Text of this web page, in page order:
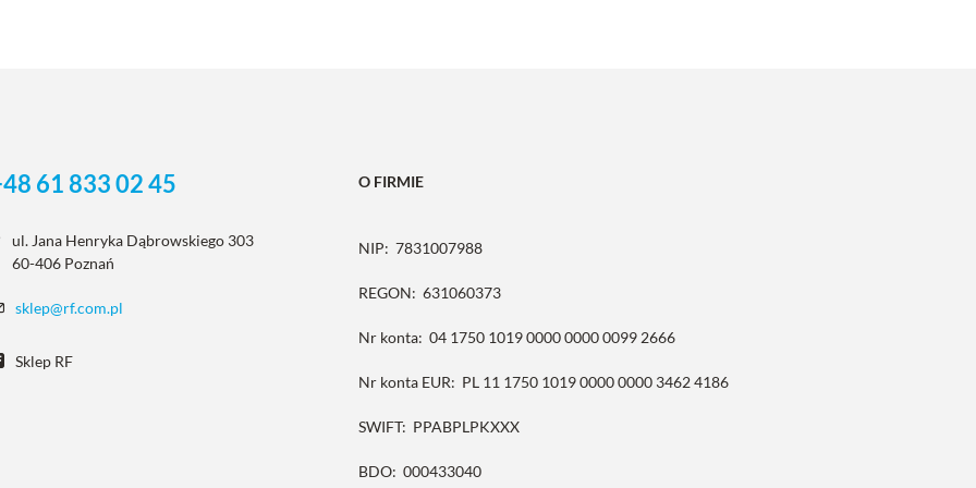
61 833 02 45
ul. Jana Henryka Dąbrowskiego 303
60-406 Poznań
sklep@rf.com.pl
Sklep RF
O FIRMIE
NIP: 7831007988
REGON: 631060373
Nr konta: 04 1750 1019 0000 0000 0099 2666
Nr konta EUR: PL 11 1750 1019 0000 0000 3462 4186
SWIFT: PPABPLPKXXX
BDO: 000433040